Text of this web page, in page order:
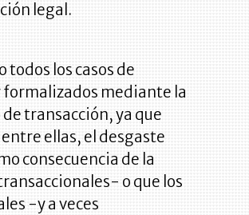
legal.
todos los casos de
mediante la
transacción, ya que
ellas, el desgaste
consecuencia de la
o que los
-y a veces